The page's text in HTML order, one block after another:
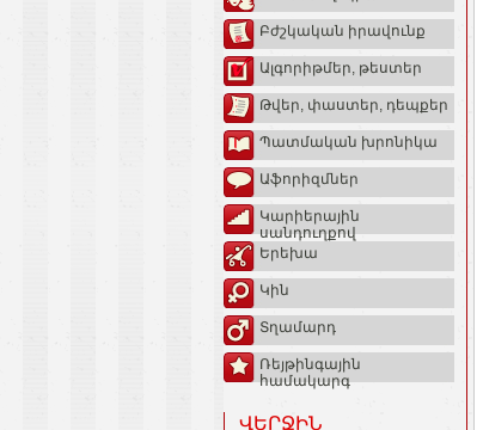
Բժշկական իրավունք
Ալգորիթմեր, թեստեր
Թվեր, փաստեր, դեպքեր
Պատմական խրոնիկա
Աֆորիզմներ
Կարիերային
սանդուղքով
Երեխա
Կին
Տղամարդ
Ռեյթինգային
համակարգ
ՎԵՐՋԻՆ